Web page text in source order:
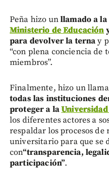
Peña hizo unllamado a
Ministerio de Educación
para devolver la ternay
“con plena conciencia de
miembros”.
Finalmente, hizo un
todas las instituciones
proteger a la
los diferentes actores a
respaldar los procesos
universitario para que se
con“transparencia,
participación”.